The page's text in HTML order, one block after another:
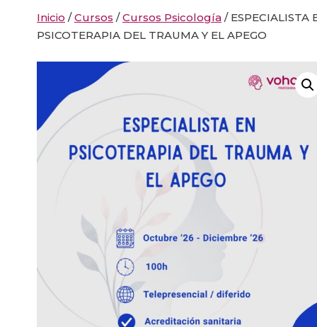
Inicio /Cursos /Cursos Psicología / ESPECIALISTA
PSICOTERAPIA DEL TRAUMA Y EL APEGO